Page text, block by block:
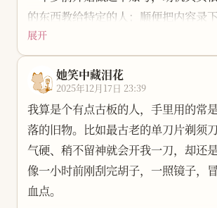
我们真挺厉害。
们在游乐场笑得很大声。因为你在旁
杆压下去，去坐海盗船，去进鬼屋。
突然长出来的，是有人陪着你往前走
人活在流俗里，独木难支。没有家人
今天的我。谢谢你们一直包容我。
新的一年，愿平安喜乐。愿日子里既有
目前包含的功能（持续更新中）： 1）
计分析：线性插值、年度平均、年均增
Means 聚类、分组处理与检验等 2）
具：图片二值化（黑白化）、文档分词
3）NLP / 主题模型：LDA 训练与评
致性）、SnowNLP 训练与情感分析
的东西教给特定的人；顺便把内容录
文，方便别人也方便未来的自己。那时
着几分少年的傲气，总觉得很多知识
层层包装成了付费的壁垒。在我心里
本该是共享与互助。
一路走来，教学的对象在变，我也在
白，“用爱发电”在现实面前确实难
钱既是最高的门槛，也是最现实的问
了自助赞赏，但依然坚持内容免费。希
展开
她笑中藏泪花
2025年12月17日 23:39
我算是个有点古板的人，手里用的常
落的旧物。比如最古老的单刀片剃须
气硬、稍不留神就会开我一刀，却还
像一小时前刚刮完胡子，一照镜子，
血点。